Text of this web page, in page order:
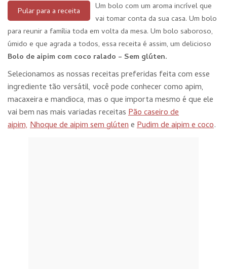
Pular para a receita
Um bolo com um aroma incrível que
vai tomar conta da sua casa. Um bolo
para reunir a família toda em volta da mesa. Um bolo saboroso,
úmido e que agrada a todos, essa receita é assim, um delicioso
Bolo de aipim com coco ralado – Sem glúten.
Selecionamos as nossas receitas preferidas feita com esse
ingrediente tão versátil, você pode conhecer como apim,
macaxeira e mandioca, mas o que importa mesmo é que ele
vai bem nas mais variadas receitasPão caseiro de
aipim, Nhoque de aipim sem glútenePudim de aipim e coco.